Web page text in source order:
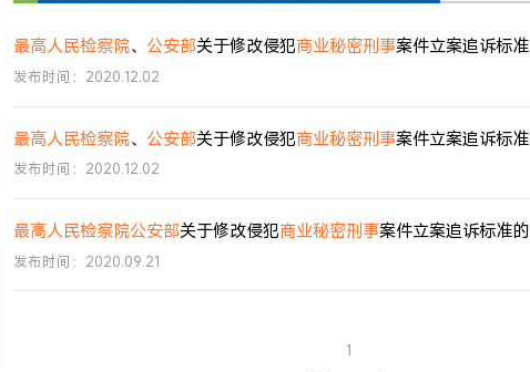
最高人民检察院、 公安部关于修改侵犯商业秘密刑事案件立案追诉标准的决定
发布时间：2020.12.02
最高人民检察院、 公安部关于修改侵犯商业秘密刑事案件立案追诉标准的决定
发布时间：2020.12.02
最高人民检察院公安部关于修改侵犯商业秘密刑事案件立案追诉标准的决定
发布时间：2020.09.21
1